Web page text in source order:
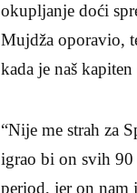
okupljanje doći
Mujdža oporavio,
kada je naš
“Nije me strah za
igrao bi on svih 90
period, jer on nam